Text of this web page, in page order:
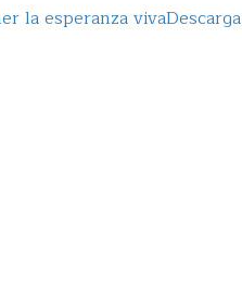
la esperanza vivaDescarga